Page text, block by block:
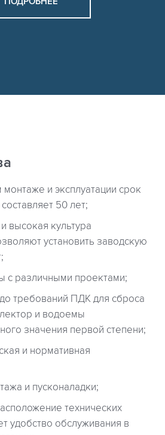
и эксплуатации срок
50 лет;
высокая культура
установить заводскую
с различными проектами;
требований ПДК для сброса
и водоемы
значения первой степени;
и нормативная
и пусконаладки;
технических
удобство обслуживания в